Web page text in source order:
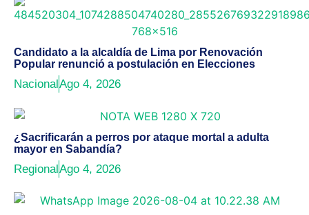
Candidato a la alcaldía de Lima por Renovación
Popular renunció a postulación en Elecciones
NacionalAgo 4, 2026
¿Sacrificarán a perros por ataque mortal a adulta
mayor en Sabandía?
RegionalAgo 4, 2026